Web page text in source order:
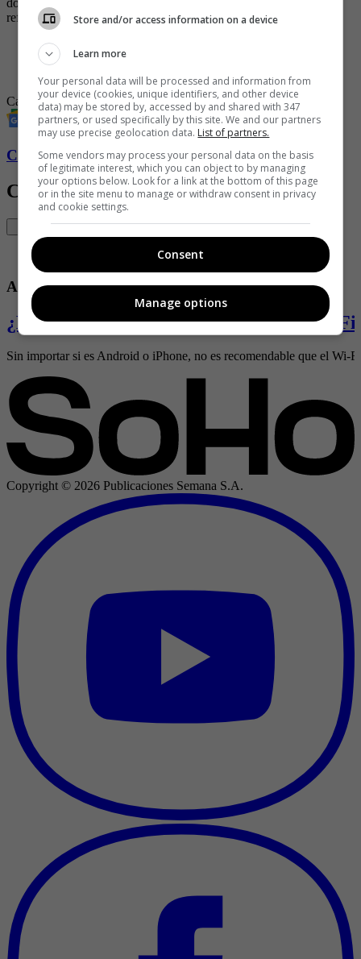
donde se puede tener un servicio más personalizado y visualizar
referencias que incluso pueden no estar en la vitrina.
-El colombiano que trajo los carros del futuro
-Chevrolet presentó el nuevo Sonic y redefinió su segmento
en las SUV
Carros
Conozca más de Soho aquí
Contenido Relacionado
Actualidad
¿Es malo mantener el celular con el Wi-Fi
Sin importar si es Android o iPhone, no es recomendable que el Wi-
Copyright © 2026 Publicaciones Semana S.A.
Store and/or access information on a device
Learn more
Your personal data will be processed and information from
your device (cookies, unique identifiers, and other device
data) may be stored by, accessed by and shared with 347
partners, or used specifically by this site. We and our partners
may use precise geolocation data. List of partners.
Some vendors may process your personal data on the basis
of legitimate interest, which you can object to by managing
your options below. Look for a link at the bottom of this page
or in the site menu to manage or withdraw consent in privacy
and cookie settings.
Consent
Manage options